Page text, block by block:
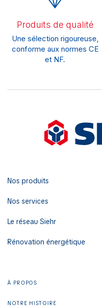
Produits de qualité
Une sélection rigoureuse,
conforme aux normes CE
et NF.
Nos produits
Nos services
Le réseau Siehr
Rénovation énergétique
À PROPOS
NOTRE HISTOIRE